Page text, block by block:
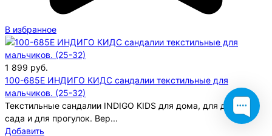
В избранное
1 899 руб.
100-685E ИНДИГО КИДС сандалии текстильные для
мальчиков. (25-32)
Текстильные сандалии INDIGO KIDS для дома, для детского
сада и для прогулок. Вер...
Добавить